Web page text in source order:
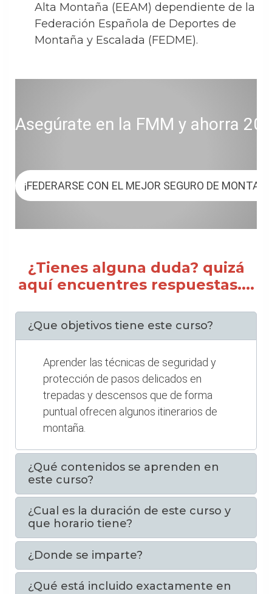
Alta Montaña (EEAM) dependiente de la
Federación Española de Deportes de
Montaña y Escalada (FEDME).
Asegúrate en la FMM y ahorra
¡FEDERARSE CON EL MEJOR SEGURO DE
¿Tienes alguna duda? quizá
aquí encuentres respuestas....
¿Que objetivos tiene este curso?
Aprender las técnicas de seguridad y
protección de pasos delicados en
trepadas y descensos que de forma
puntual ofrecen algunos itinerarios de
montaña.
¿Qué contenidos se aprenden en
este curso?
¿Cual es la duración de este curso y
que horario tiene?
¿Donde se imparte?
¿Qué está incluido exactamente en